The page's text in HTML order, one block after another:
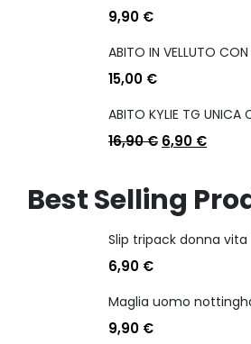
9,90 €
ABITO IN VELLUTO CON
15,00 €
ABITO KYLIE TG UNICA
16,90€ 6,90 €
Best Selling
6,90 €
9,90 €